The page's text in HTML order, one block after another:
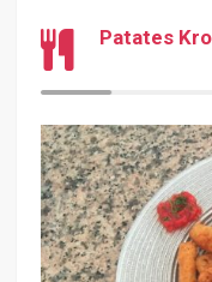
Patates